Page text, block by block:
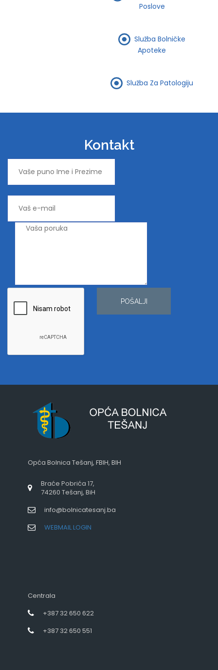
Poslove
Služba Bolničke
Apoteke
Služba Za Patologiju
Kontakt
POŠALJI
Opća Bolnica Tešanj, FBIH, BIH
Braće Pobrića 17,
74260 Tešanj, BiH
info@bolnicatesanj.ba
WEBMAIL LOGIN
Centrala
+387 32 650 622
+387 32 650 551